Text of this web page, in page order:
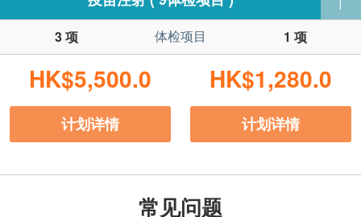
体检项目
3 项 1 项
HK$5,500.0
计划详情
HK$1,280.0
计划详情
常见问题